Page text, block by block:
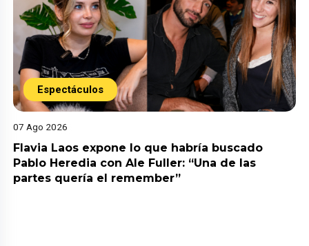
Espectáculos
07 Ago 2026
Flavia Laos expone lo que habría buscado
Pablo Heredia con Ale Fuller: “Una de las
partes quería el remember”